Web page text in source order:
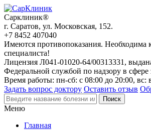
Сарклиник®
г. Саратов, ул. Московская, 152.
+7 8452 407040
Имеются противопоказания. Необходима
специалиста!
Лицензия Л041-01020-64/00313331,
Федеральной службой по надзору в сфере
Время работы: пн-сб: с 08:00 до 20:00, вс:
Задать вопрос доктору Оставить отзыв
Меню
Главная